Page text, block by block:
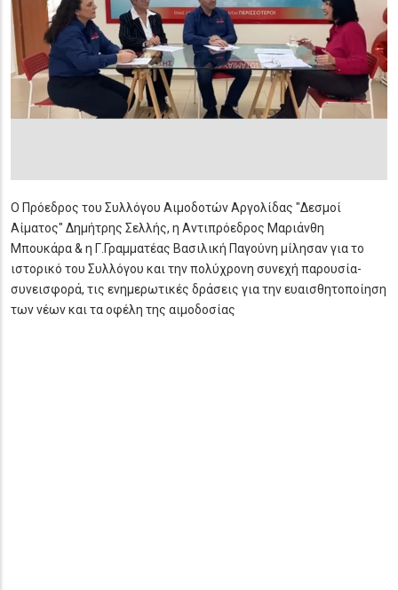
Ο Πρόεδρος του Συλλόγου Αιμοδοτών Αργολίδας "Δεσμοί
Αίματος" Δημήτρης Σελλής, η Αντιπρόεδρος Μαριάνθη
Μπουκάρα & η Γ.Γραμματέας Βασιλική Παγούνη μίλησαν για το
ιστορικό του Συλλόγου και την πολύχρονη συνεχή παρουσία-
συνεισφορά, τις ενημερωτικές δράσεις για την ευαισθητοποίηση
των νέων και τα οφέλη της αιμοδοσίας